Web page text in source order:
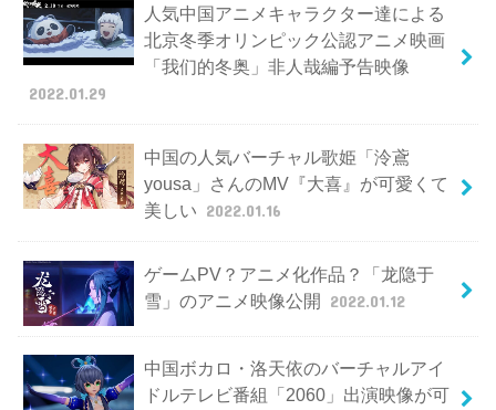
人気中国アニメキャラクター達による
北京冬季オリンピック公認アニメ映画
「我们的冬奥」非人哉編予告映像
2022.01.29
中国の人気バーチャル歌姫「泠鳶
yousa」さんのMV『大喜』が可愛くて
美しい 2022.01.16
ゲームPV？アニメ化作品？「龙隐于
雪」のアニメ映像公開 2022.01.12
中国ボカロ・洛天依のバーチャルアイ
ドルテレビ番組「2060」出演映像が可